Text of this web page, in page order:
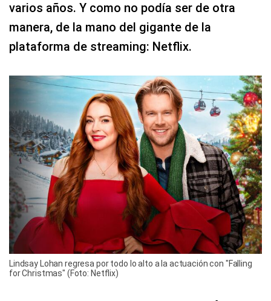
varios años. Y como no podía ser de otra
manera, de la mano del gigante de la
plataforma de streaming: Netflix.
Lindsay Lohan regresa por todo lo alto a la actuación con "Falling
for Christmas" (Foto: Netflix)